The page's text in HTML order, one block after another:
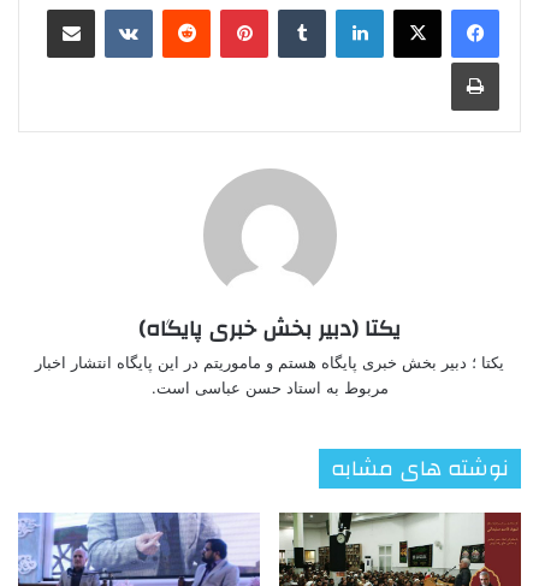
لینکدین ‫تامبلر ‫پین‌ترست‫رددیت ‫VKontakteاشتراک گذاری از طریق ایمیل
چاپ
یکتا (دبیر بخش خبری پایگاه)
یکتا ؛ دبیر بخش خبری پایگاه هستم و ماموریتم در این پایگاه انتشار اخبار
مربوط به استاد حسن عباسی است.
نوشته های مشابه